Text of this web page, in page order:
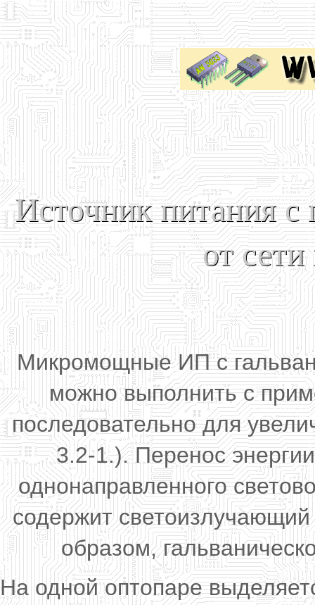
Источник питания с
от
Микромощные ИП с
можно выполнить с
последовательно для
3.2-1.). Перенос
однонаправленного
содержит
образом,
На одной оптопаре